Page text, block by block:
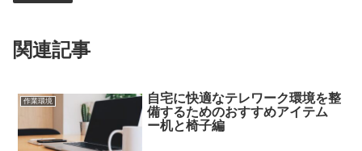
関連記事
作業環境
自宅に快適なテレワーク環境を整
備するためのおすすめアイテム
ー机と椅子編